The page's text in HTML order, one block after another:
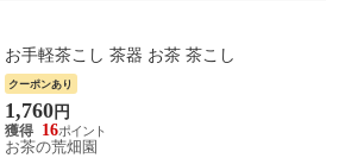
お手軽茶こし 茶器 お茶 茶こし
クーポンあり
1,760円
16
お茶の荒畑園